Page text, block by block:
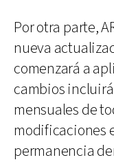
Por otra parte,
nueva
comenzará a
cambios
mensuales de
modificaciones
permanencia